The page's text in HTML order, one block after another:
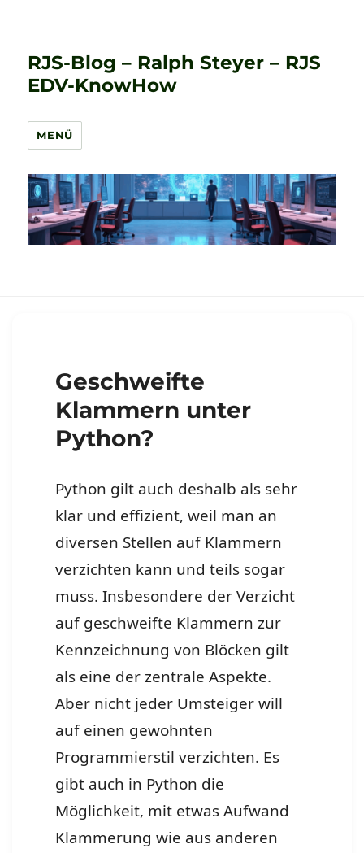
RJS-Blog – Ralph Steyer – RJS
EDV-KnowHow
MENÜ
Geschweifte
Klammern unter
Python?
Python gilt auch deshalb als sehr
klar und effizient, weil man an
diversen Stellen auf Klammern
verzichten kann und teils sogar
muss. Insbesondere der Verzicht
auf geschweifte Klammern zur
Kennzeichnung von Blöcken gilt
als eine der zentrale Aspekte.
Aber nicht jeder Umsteiger will
auf einen gewohnten
Programmierstil verzichten. Es
gibt auch in Python die
Möglichkeit, mit etwas Aufwand
Klammerung wie aus anderen